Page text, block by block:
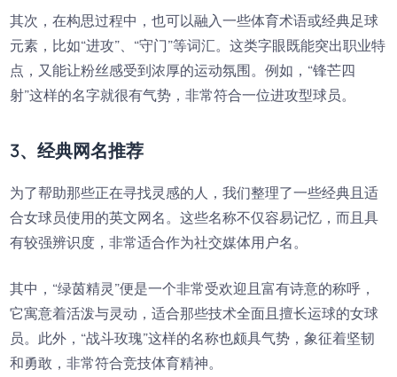
其次，在构思过程中，也可以融入一些体育术语或经典足球
元素，比如“进攻”、“守门”等词汇。这类字眼既能突出职业特
点，又能让粉丝感受到浓厚的运动氛围。例如，“锋芒四
射”这样的名字就很有气势，非常符合一位进攻型球员。
3、经典网名推荐
为了帮助那些正在寻找灵感的人，我们整理了一些经典且适
合女球员使用的英文网名。这些名称不仅容易记忆，而且具
有较强辨识度，非常适合作为社交媒体用户名。
其中，“绿茵精灵”便是一个非常受欢迎且富有诗意的称呼，
它寓意着活泼与灵动，适合那些技术全面且擅长运球的女球
员。此外，“战斗玫瑰”这样的名称也颇具气势，象征着坚韧
和勇敢，非常符合竞技体育精神。